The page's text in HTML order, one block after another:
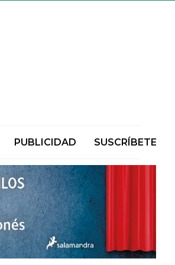
PUBLICIDAD SUSCRÍBETE